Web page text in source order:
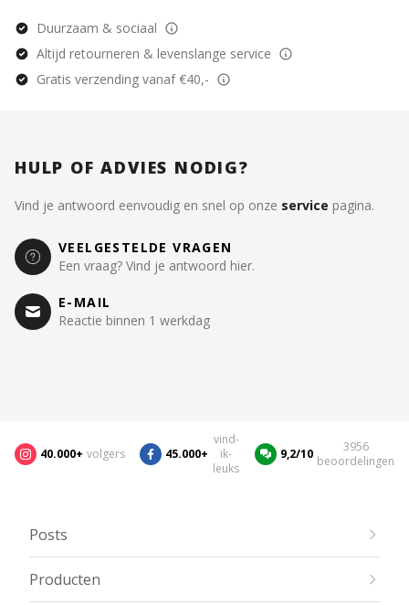
Duurzaam & sociaal
Altijd retourneren & levenslange service
Gratis verzending vanaf €40,-
HULP OF ADVIES NODIG?
Vind je antwoord eenvoudig en snel op onze service pagina.
VEELGESTELDE VRAGEN
Een vraag? Vind je antwoord hier.
E-MAIL
Reactie binnen 1 werkdag
40.000+ volgers 45.000+
vind-
ik-
leuks
9,2/10
3956
beoordelingen
Posts
Producten